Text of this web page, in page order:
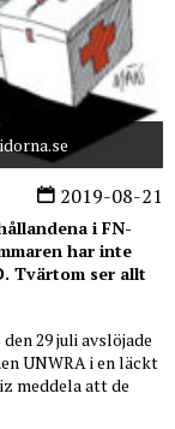
2019-08-21
i FN-
har inte
Tvärtom ser allt
29 juli avslöjade
UNWRA i en läckt
meddela att de